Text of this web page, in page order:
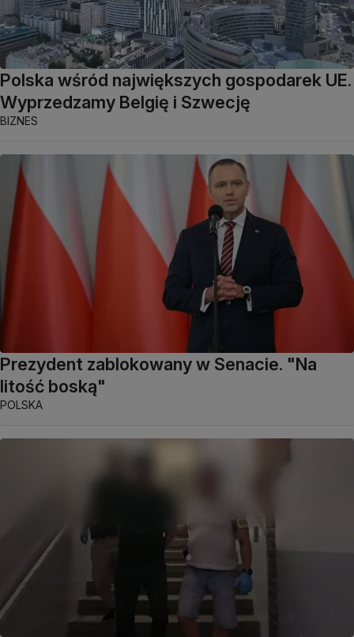
Polska wśród największych gospodarek UE.
Wyprzedzamy Belgię i Szwecję
BIZNES
Prezydent zablokowany w Senacie. "Na
litość boską"
POLSKA